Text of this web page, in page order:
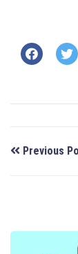
Previous